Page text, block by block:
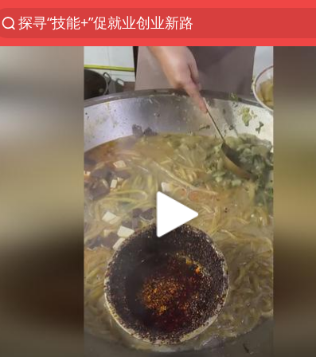
探寻“技能+”促就业创业新路
24小时不关空调 电费反而更低？
店主遭女子“鬼手”换钞
美国退回1000亿美元关税
38岁山东财大教授刘海明逝世
维持强台风级！白海豚直奔华东沿海
河南试行周五下午弹性离岗
顾客结账把钱扔地上 服务员霸气扔回
日本籍女网红在韩直播时自杀身亡
“天津之眼”摩天轮附近2人落水
银行午休1.5小时 留个窗口行不行
41岁女子为鼓励女儿考上985研究生